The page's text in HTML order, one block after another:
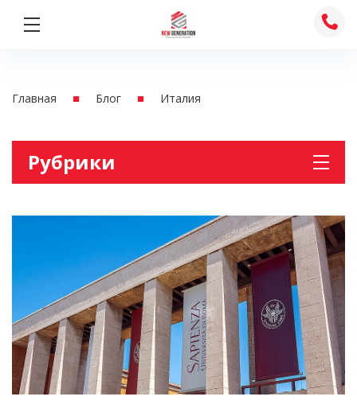
Главная ■ Блог ■ Италия
Рубрики
Английски для школьников
Английский для взрослых
Без рубрики
Деловой английский
Италия
Канада
Кейсы по поступлению
Поступление за границу